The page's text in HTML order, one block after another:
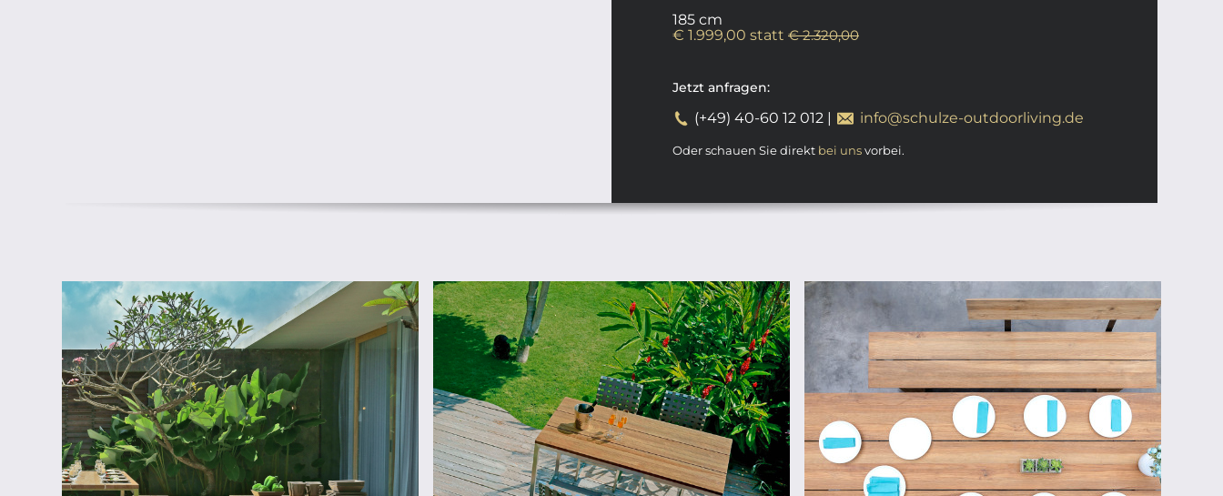
185 cm
€ 1.999,00 statt € 2.320,00
Jetzt anfragen:
(+49) 40-60 12 012 | info@schulze-outdoorliving.de
Oder schauen Sie direkt bei unsvorbei.